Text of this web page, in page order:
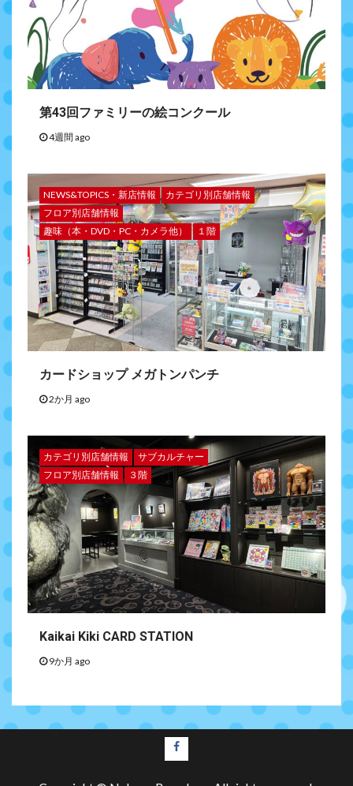
第43回ファミリーの絵コンクール
4週間 ago
NEWS&TOPICS・新店情報
カテゴリ別店舗情報
フロア別店舗情報
趣味（本・DVD・PC・カメラ他）
１階
カードショップ メガトンパンチ
2か月 ago
カテゴリ別店舗情報
サブカルチャー
フロア別店舗情報
３階
Kaikai Kiki CARD STATION
9か月 ago
facebook